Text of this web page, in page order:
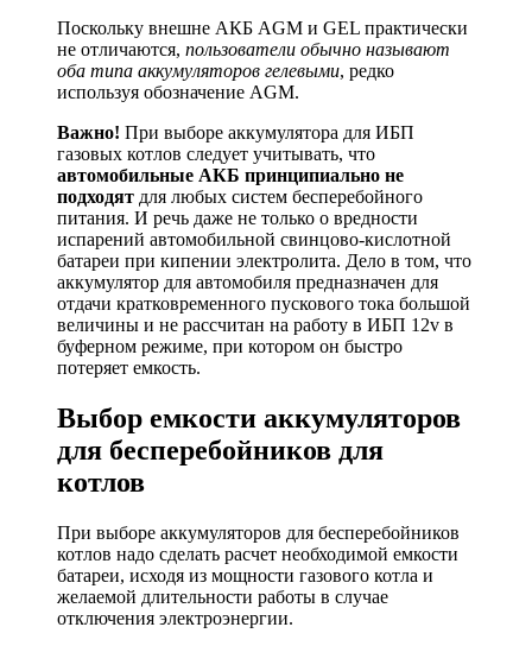
Поскольку внешне АКБ AGM и GEL практически
не отличаются, пользователи обычно называют
оба типа аккумуляторов гелевыми, редко
используя обозначение AGM.
Важно! При выборе аккумулятора для ИБП
газовых котлов следует учитывать, что
автомобильные АКБ принципиально не
подходят для любых систем бесперебойного
питания. И речь даже не только о вредности
испарений автомобильной свинцово-кислотной
батареи при кипении электролита. Дело в том, что
аккумулятор для автомобиля предназначен для
отдачи кратковременного пускового тока большой
величины и не рассчитан на работу в ИБП 12v в
буферном режиме, при котором он быстро
потеряет емкость.
Выбор емкости аккумуляторов
для бесперебойников для
котлов
При выборе аккумуляторов для бесперебойников
котлов надо сделать расчет необходимой емкости
батареи, исходя из мощности газового котла и
желаемой длительности работы в случае
отключения электроэнергии.